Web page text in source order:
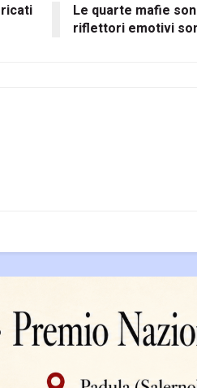
Le quarte mafie
riflettori emotivi